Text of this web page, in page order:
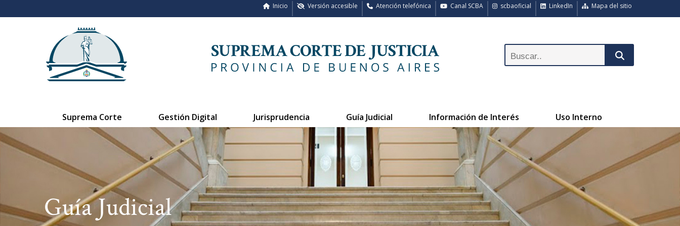
Mapa del sitio
LinkedIn
scbaoficial
Canal SCBA
Atención telefónica
Versión accesible
Inicio
Suprema Corte Gestión Digital Jurisprudencia Guía Judicial Información de Interés Uso Interno
Guía Judicial